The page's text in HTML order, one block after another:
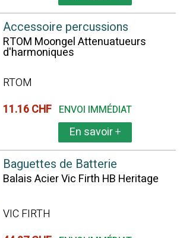
Accessoire percussions
RTOM Moongel Attenuatueurs
d'harmoniques
RTOM
11.16 CHF ENVOI IMMÉDIAT
En savoir+
Baguettes de Batterie
Balais Acier Vic Firth HB Heritage
VIC FIRTH